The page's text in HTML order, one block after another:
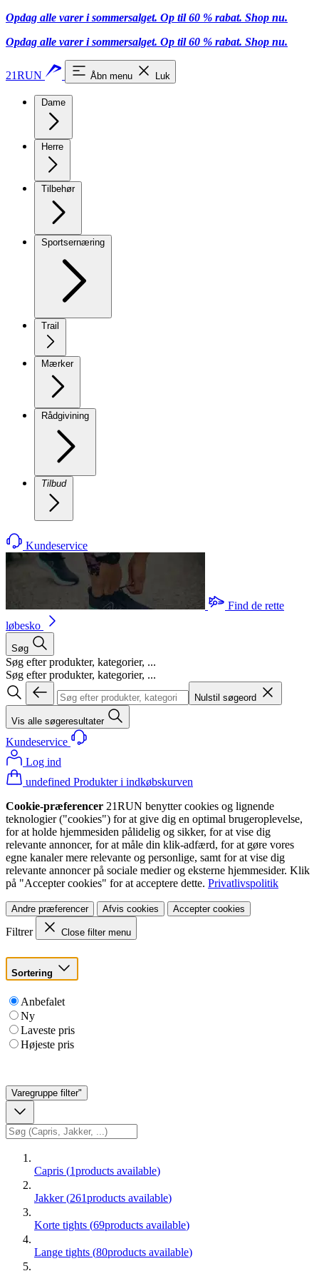
Opdag alle varer i sommersalget. Op til 60 % rabat. Shop nu.
Opdag alle varer i sommersalget. Op til 60 % rabat. Shop nu.
21RUN Åbn menu Luk
Dame
Herre
Tilbehør
Sportsernæring
Trail
Mærker
Rådgivining
Tilbud
Kundeservice
Find de rette
løbesko
Søg
Søg efter produkter, kategorier, ...
Søg efter produkter, kategorier, ...
Nulstil søgeord
Vis alle søgeresultater
Kundeservice
Log ind
undefined Produkter i indkøbskurven
Cookie-præferencer 21RUN benytter cookies og lignende
teknologier ("cookies") for at give dig en optimal brugeroplevelse,
for at holde hjemmesiden pålidelig og sikker, for at vise dig
relevante annoncer, for at måle din klik-adfærd, for at gøre vores
egne kanaler mere relevante og personlige, samt for at vise dig
relevante annoncer på sociale medier og eksterne hjemmesider. Klik
på "Accepter cookies" for at acceptere dette. Privatlivspolitik
Andre præferencer Afvis cookies Accepter cookies
Filtrer Close filter menu
Sortering
Anbefalet
Ny
Laveste pris
Højeste pris
Varegruppe filter"
Capris (1products available)
Jakker (261products available)
Korte tights (69products available)
Lange tights (80products available)